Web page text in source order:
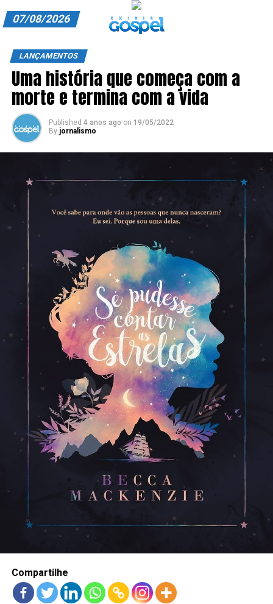
ANUNCIE CONOSCO
CARRINHO
EDITORIAL
ENTREVISTAS
EXPEDIENTE
FINALIZAR COMPRA
LANÇAMENTOS
07/08/2026
LANÇAMENTOS
Uma história que começa com a
morte e termina com a vida
Published 4 anos ago on 19/05/2022
By jornalismo
Compartilhe